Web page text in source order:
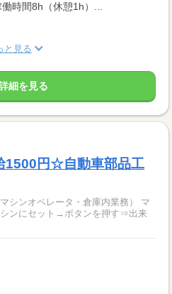
働時間8h（休憩1h）...
と見る
細を見る
1500円☆自動車部品工
シンオペレータ・倉庫内業務） マ
ンにセット→ボタンを押す⇒出来